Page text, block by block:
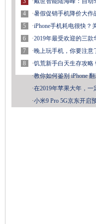
4
5
6
7
8
·暑假促销手机降价大作
·iPhone手机耗电很快？
·2019年最受欢迎的三
·晚上玩手机，你要注意
·饥荒新手白天生存攻略
·教你如何鉴别 iPhone
·在2019年苹果大年，
·小米9 Pro 5G京东开启